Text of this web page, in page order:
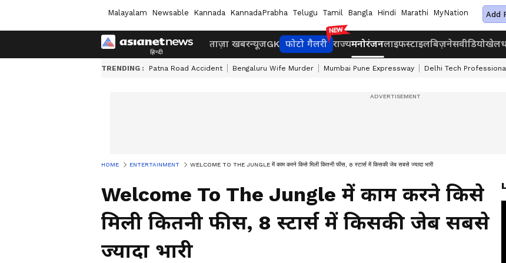
Malayalam Newsable Kannada KannadaPrabha Telugu Tamil Bangla Hindi Marathi MyNation Add
ताज़ा खबरन्यूजGK फोटो गैलरी राज्यमनोरंजनलाइफस्टाइलबिज़नेसवीडियोखेल
TRENDING : Patna Road Accident Bengaluru Wife Murder Mumbai Pune Expressway Delhi Tech
HOME ENTERTAINMENT WELCOME TO THE JUNGLE में काम करने किसे मिली कितनी फीस, 8 स्टार्स में किसकी जेब सबसे ज्यादा भारी
Welcome To The Jungle में काम करने किसे
मिली कितनी फीस, 8 स्टार्स में किसकी जेब सबसे
ज्यादा भारी